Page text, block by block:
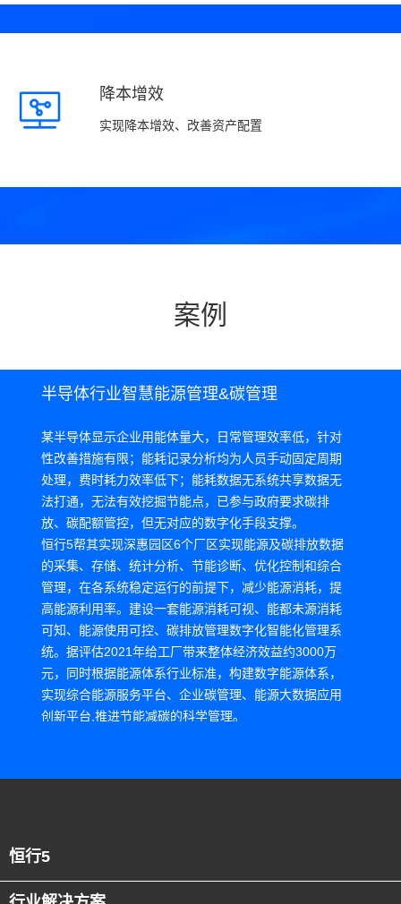
降本增效
实现降本增效、改善资产配置
案例
半导体行业智慧能源管理&碳管理
某半导体显示企业用能体量大，日常管理效率低，针对
性改善措施有限；能耗记录分析均为人员手动固定周期
处理，费时耗力效率低下；能耗数据无系统共享数据无
法打通，无法有效挖掘节能点，已参与政府要求碳排
放、碳配额管控，但无对应的数字化手段支撑。
恒行5帮其实现深惠园区6个厂区实现能源及碳排放数据
的采集、存储、统计分析、节能诊断、优化控制和综合
管理，在各系统稳定运行的前提下，减少能源消耗，提
高能源利用率。建设一套能源消耗可视、能都未源消耗
可知、能源使用可控、碳排放管理数字化智能化管理系
统。据评估2021年给工厂带来整体经济效益约3000万
元，同时根据能源体系行业标准，构建数字能源体系，
实现综合能源服务平台、企业碳管理、能源大数据应用
创新平台,推进节能减碳的科学管理。
恒行5